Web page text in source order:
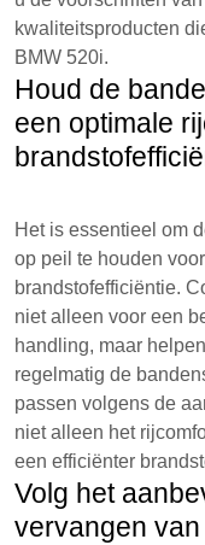
kwaliteitsproducten
BMW 520i.
Houd de
een optimale
Het is essentieel om
op peil te houden
brandstofefficiëntie.
niet alleen voor een
handling, maar
regelmatig de
passen volgens de
niet alleen het
een efficiënter
Volg het
vervangen